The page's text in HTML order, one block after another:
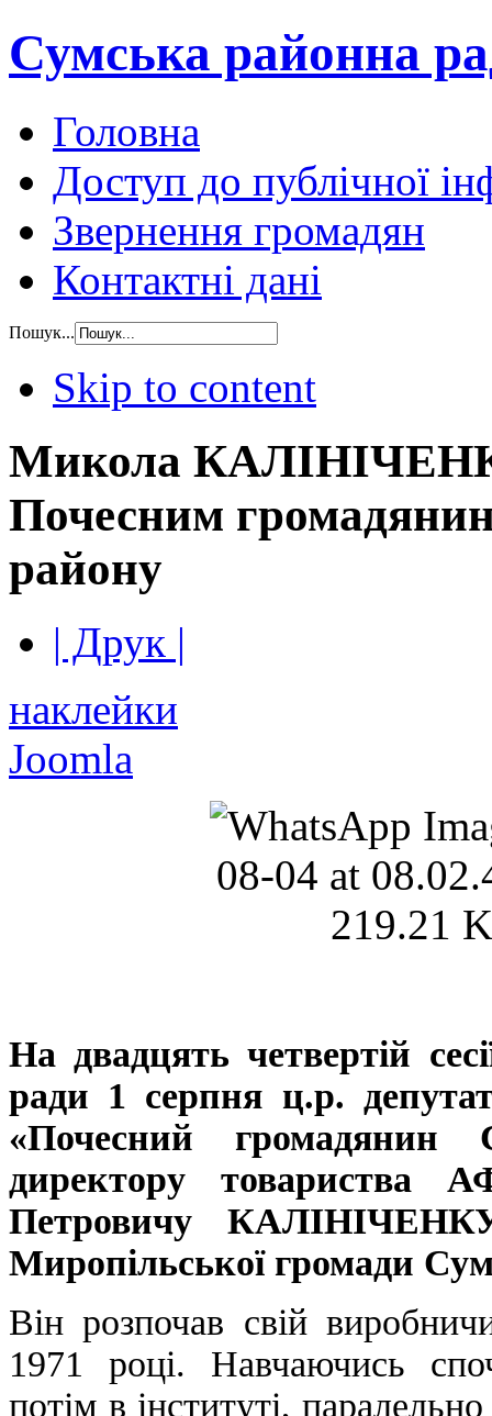
Сумська районна
Головна
Доступ до публічної
Звернення громадян
Контактні дані
Пошук...
Skip to content
Микола
Почесним
району
| Друк |
наклейки
Joomla
На двадцять четвертій
ради 1 серпня ц.р.
«Почесний громадянин
директору товариства
Петровичу
Миропільської громади
Він розпочав свій
1971 році. Навчаючись
потім в інституті,